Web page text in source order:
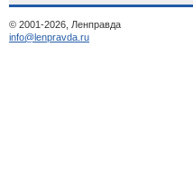
© 2001-2026, Ленправда
info@lenpravda.ru